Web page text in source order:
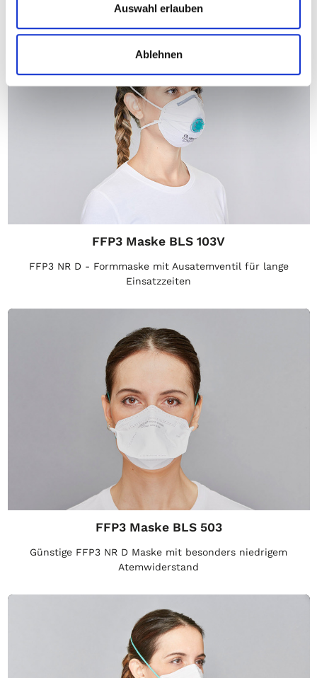
Auswahl erlauben
Ablehnen
FFP3 Maske BLS 103V
FFP3 NR D - Formmaske mit Ausatemventil für lange
Einsatzzeiten
FFP3 Maske BLS 503
Günstige FFP3 NR D Maske mit besonders niedrigem
Atemwiderstand